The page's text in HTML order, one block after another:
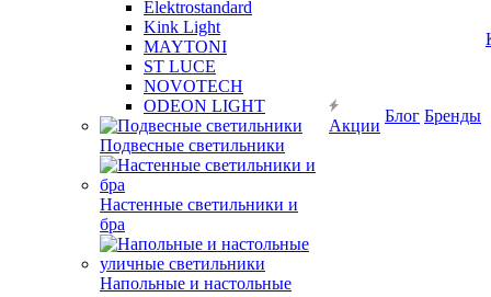
Elektrostandard
Kink Light
MAYTONI
ST LUCE
NOVOTECH
ODEON LIGHT
Подвесные светильники
Настенные светильники и
бра
Напольные и настольные
Акции
Блог Бренды